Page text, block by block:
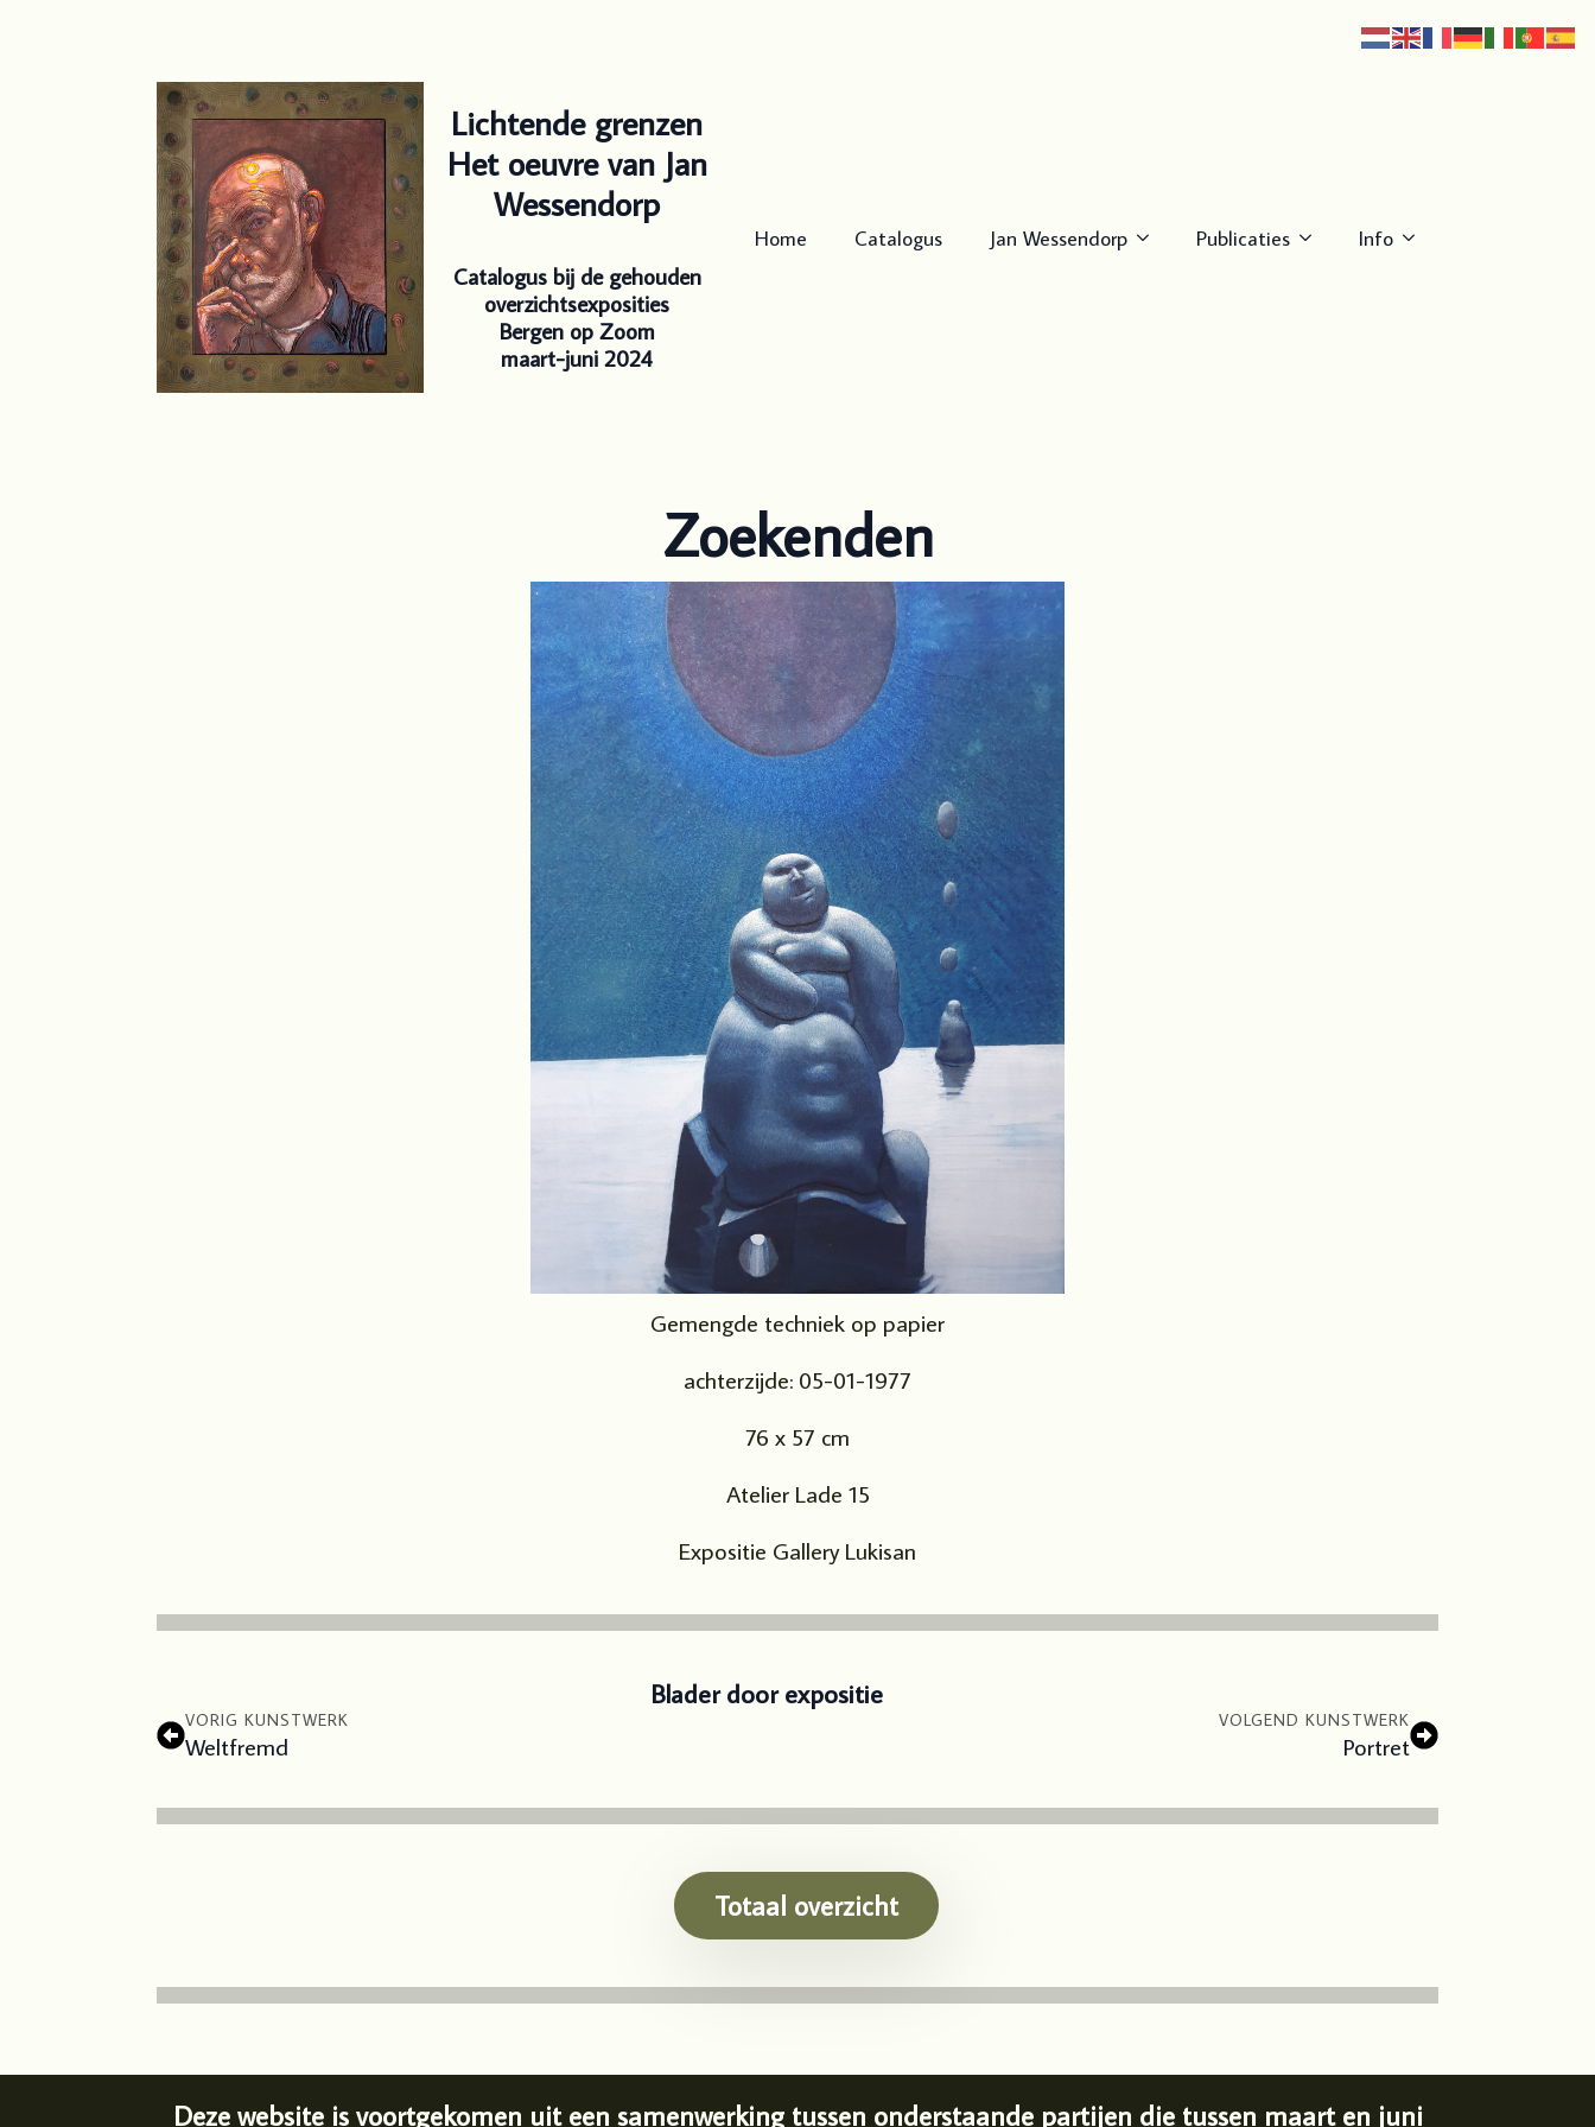
Lichtende grenzen
Het oeuvre van Jan
Wessendorp
Catalogus bij de gehouden
overzichtsexposities
Bergen op Zoom
maart-juni 2024
Home Catalogus Jan Wessendorp Publicaties Info
Zoekenden
Gemengde techniek op papier
achterzijde: 05-01-1977
76 x 57 cm
Atelier Lade 15
Expositie Gallery Lukisan
Blader door expositie
VORIG KUNSTWERK
Weltfremd
VOLGEND KUNSTWERK
Portret
Totaal overzicht
Deze website is voortgekomen uit een samenwerking tussen onderstaande partijen die tussen maart en juni